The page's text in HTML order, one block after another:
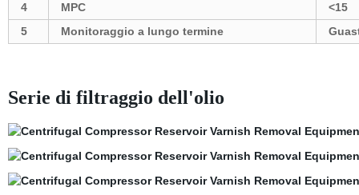
4
MPC
<15
5
Monitoraggio a lungo termine
Serie di filtraggio dell'olio